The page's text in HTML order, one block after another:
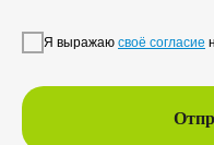
Я выражаю своё согласие